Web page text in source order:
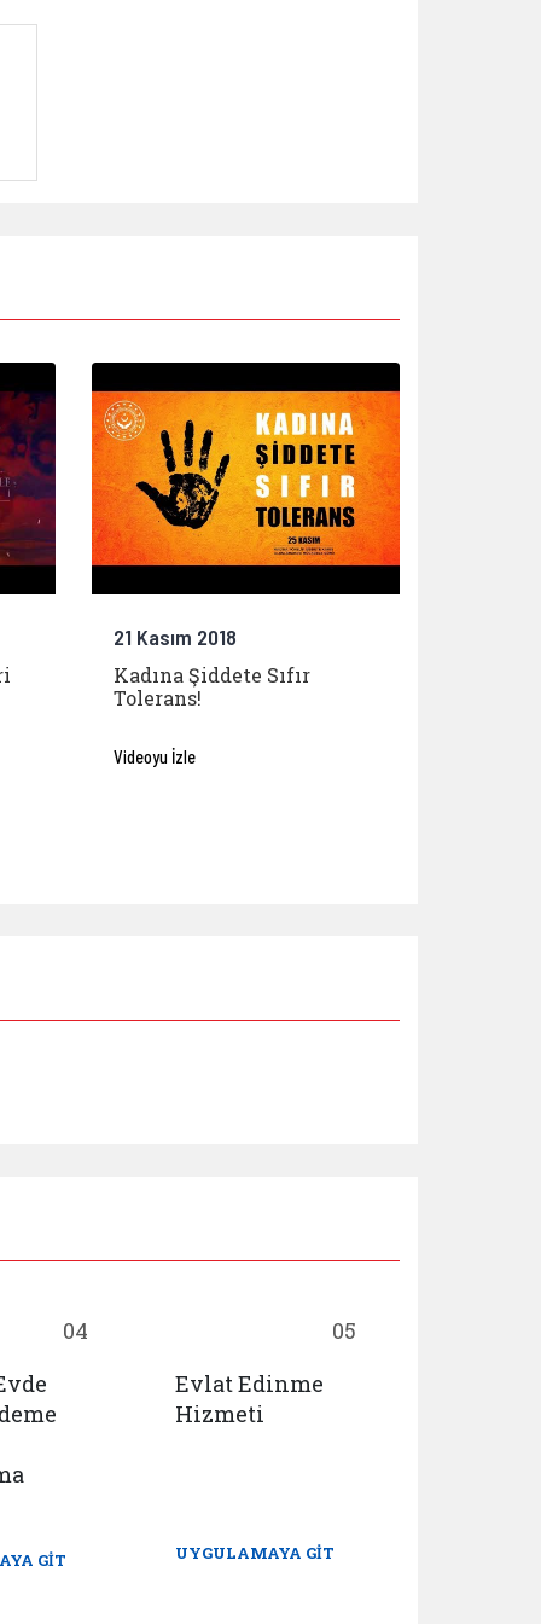
21 Kasım 2018
Kadına Şiddete Sıfır
Tolerans!
Videoyu İzle
04
GİT
05
Evlat Edinme
Hizmeti
UYGULAMAYA GİT